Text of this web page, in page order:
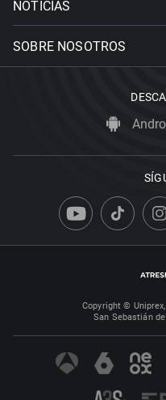
NOTICIAS
SOBRE NOSOTROS
Copyright ©
San Sebastián